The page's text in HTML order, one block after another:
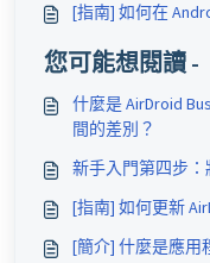
[指南] 如何在
您可能想閱讀 -
什麼是 AirDroid
間的差別？
新手入門第四步：
[指南] 如何更新
[簡介] 什麼是應用